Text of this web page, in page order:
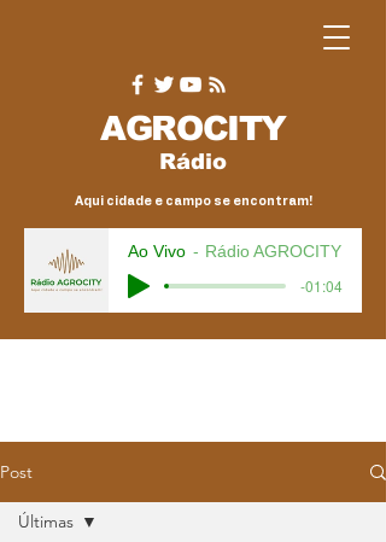
AGROCITY
Rádio
Aqui cidade e campo se encontram!
Ao Vivo Rádio AGROCITY
-01:04
Post
Últimas